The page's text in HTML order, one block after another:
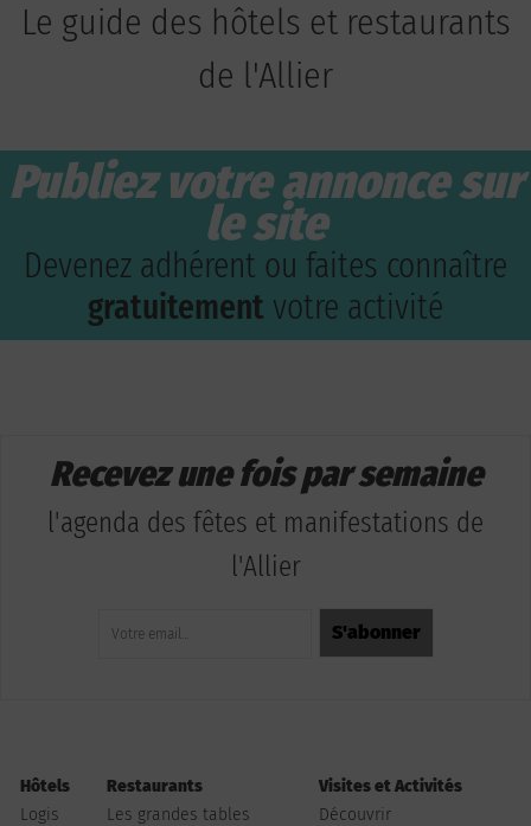
Le guide des hôtels et restaurants
de l'Allier
Publiez votre annonce sur
le site
Devenez adhérent ou faites connaître
gratuitement votre activité
Recevez une fois par semaine
l'agenda des fêtes et manifestations de
l'Allier
Hôtels
Logis
Restaurants
Les grandes tables
Visites et Activités
Découvrir